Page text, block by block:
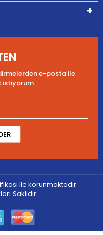
e-posta ile
istiyorum.
ile korunmaktadır.
Saklıdır